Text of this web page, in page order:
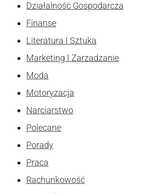
Działalność Gospodarcza
Finanse
Literatura I Sztuka
Marketing I Zarzadzanie
Moda
Motoryzacja
Narciarstwo
Polecane
Porady
Praca
Rachunkowość